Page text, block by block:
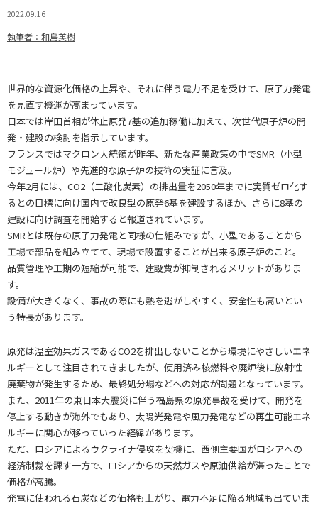
2022.09.16
執筆者：和島英樹
世界的な資源化価格の上昇や、それに伴う電力不足を受けて、原子力発電
を見直す機運が高まっています。
日本では岸田首相が休止原発7基の追加稼働に加えて、次世代原子炉の開
発・建設の検討を指示しています。
フランスではマクロン大統領が昨年、新たな産業政策の中でSMR（小型
モジュール炉）や先進的な原子炉の技術の実証に言及。
今年2月には、CO2（二酸化炭素）の排出量を2050年までに実質ゼロ化す
るとの目標に向け国内で改良型の原発6基を建設するほか、さらに8基の
建設に向け調査を開始すると報道されています。
SMRとは既存の原子力発電と同様の仕組みですが、小型であることから
工場で部品を組み立てて、現場で設置することが出来る原子炉のこと。
品質管理や工期の短縮が可能で、建設費が抑制されるメリットがありま
す。
設備が大きくなく、事故の際にも熱を逃がしやすく、安全性も高いとい
う特長があります。
原発は温室効果ガスであるCO2を排出しないことから環境にやさしいエネ
ルギーとして注目されてきましたが、使用済み核燃料や廃炉後に放射性
廃棄物が発生するため、最終処分場などへの対応が問題となっています。
また、2011年の東日本大震災に伴う福島県の原発事故を受けて、開発を
停止する動きが海外でもあり、太陽光発電や風力発電などの再生可能エネ
ルギーに関心が移っていった経緯があります。
ただ、ロシアによるウクライナ侵攻を契機に、西側主要国がロシアへの
経済制裁を課す一方で、ロシアからの天然ガスや原油供給が滞ったことで
価格が高騰。
発電に使われる石炭などの価格も上がり、電力不足に陥る地域も出ていま